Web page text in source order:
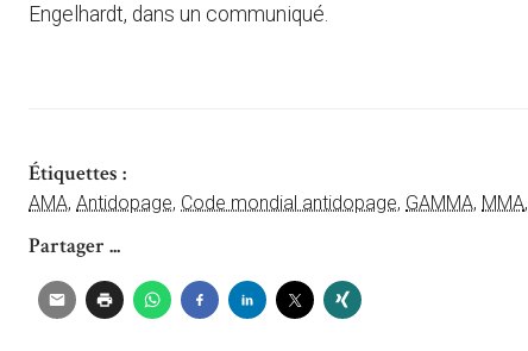
Engelhardt, dans un communiqué.
Étiquettes :
AMA, Antidopage, Code mondial antidopage, GAMMA, MMA,
Partager ...